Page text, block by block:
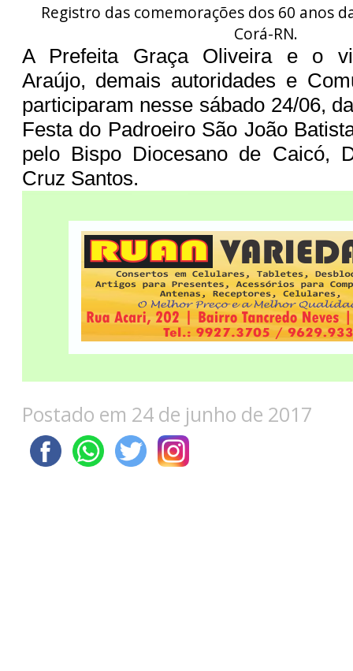
Registro das comemorações dos 60 anos
Corá-RN.
A Prefeita Graça Oliveira e o
Araújo, demais autoridades e
participaram nesse sábado 24/06,
Festa do Padroeiro São João
pelo Bispo Diocesano de Caicó,
Cruz Santos.
Postado em 24 de junho de 2017